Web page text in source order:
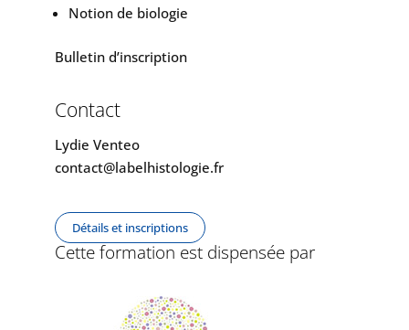
Notion de biologie
Bulletin d’inscription
Contact
Lydie Venteo
contact@labelhistologie.fr
Détails et inscriptions
Cette formation est dispensée par